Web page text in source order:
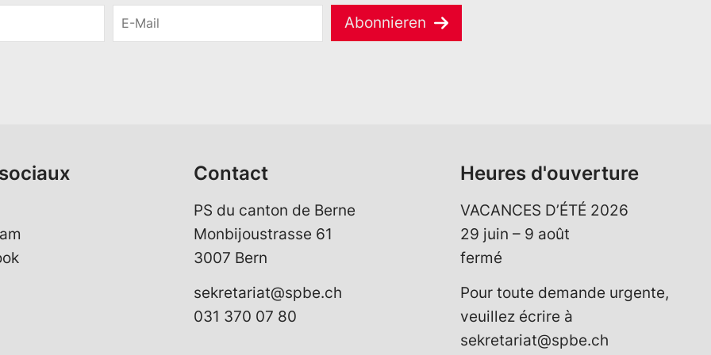
M
Abonnieren
Contact
PS du canton de Berne
Monbijoustrasse 61
3007 Bern
sekretariat@spbe.ch
031 370 07 80
Heures d'ouverture
VACANCES D’ÉTÉ 2026
29 juin – 9 août
fermé
Pour toute demande urgente,
veuillez écrire à
sekretariat@spbe.ch